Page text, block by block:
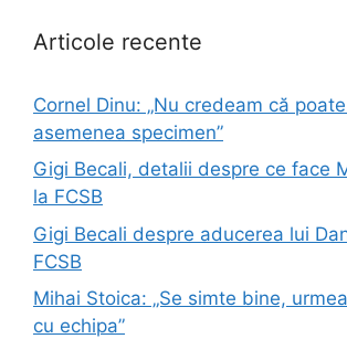
Articole recente
Cornel Dinu: „Nu credeam că
asemenea specimen”
Gigi Becali, detalii despre ce face
la FCSB
Gigi Becali despre aducerea lui
FCSB
Mihai Stoica: „Se simte bine,
cu echipa”